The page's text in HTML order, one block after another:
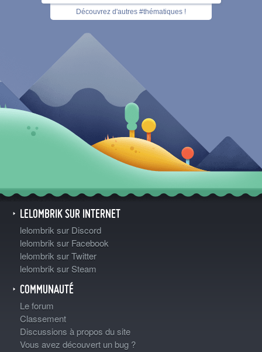
Découvrez d'autres #thématiques !
LELOMBRIK SUR INTERNET
lelombrik sur Discord
lelombrik sur Facebook
lelombrik sur Twitter
lelombrik sur Steam
COMMUNAUTÉ
Le forum
Classement
Discussions à propos du site
Vous avez découvert un bug ?